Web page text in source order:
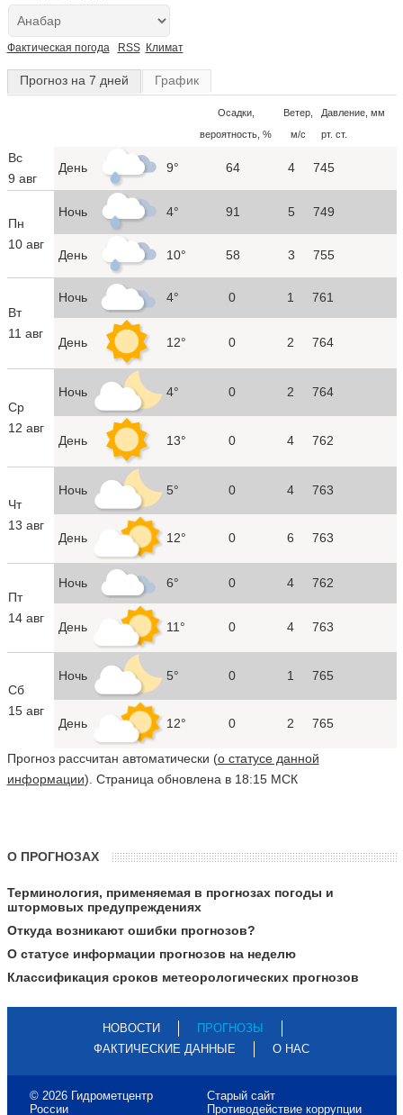
Фактическая погода RSS Климат
Прогноз на 7 дней График
Осадки,
вероятность, %
Ветер,
м/с
Давление, мм
рт. ст.
Вс
9 авг
День 9° 64 4 745
Пн
10 авг
Ночь 4° 91 5 749
День 10° 58 3 755
Вт
11 авг
Ночь 4° 0 1 761
День 12° 0 2 764
Ср
12 авг
Ночь 4° 0 2 764
День 13° 0 4 762
Чт
13 авг
Ночь 5° 0 4 763
День 12° 0 6 763
Пт
14 авг
Ночь 6° 0 4 762
День 11° 0 4 763
Сб
15 авг
Ночь 5° 0 1 765
День 12° 0 2 765
Прогноз рассчитан автоматически (о статусе данной
информации). Страница обновлена в 18:15 МСК
О ПРОГНОЗАХ
Терминология, применяемая в прогнозах погоды и
штормовых предупреждениях
Откуда возникают ошибки прогнозов?
О статусе информации прогнозов на неделю
Классификация сроков метеорологических прогнозов
НОВОСТИ
ПРОГНОЗЫ
ФАКТИЧЕСКИЕ ДАННЫЕ
О НАС
© 2026 Гидрометцентр
России
Старый сайт
Противодействие коррупции